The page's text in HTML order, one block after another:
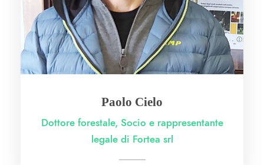
Paolo Cielo
Dottore forestale, Socio e rappresentante
legale di Fortea srl